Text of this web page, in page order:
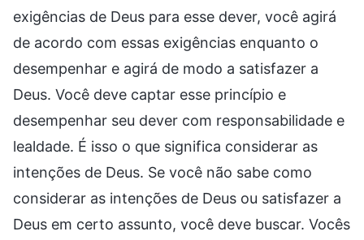
exigências de Deus para esse dever, você agirá
de acordo com essas exigências enquanto o
desempenhar e agirá de modo a satisfazer a
Deus. Você deve captar esse princípio e
desempenhar seu dever com responsabilidade e
lealdade. É isso o que significa considerar as
intenções de Deus. Se você não sabe como
considerar as intenções de Deus ou satisfazer a
Deus em certo assunto, você deve buscar. Vocês